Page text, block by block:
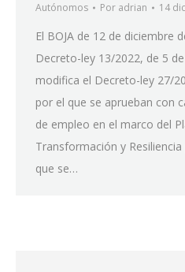
Autónomos Por adrian 14
El BOJA de 12 de diciembre
Decreto-ley 13/2022, de 5
modifica el Decreto-ley 27/
por el que se aprueban con
de empleo en el marco del
Transformación y
que se…